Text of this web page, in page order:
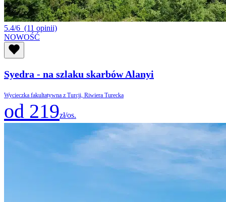
5.4/6 (11 opinii)
NOWOŚĆ
Syedra - na szlaku skarbów Alanyi
Wycieczka fakultatywna z Turcji, Riwiera Turecka
od 219zł/os.